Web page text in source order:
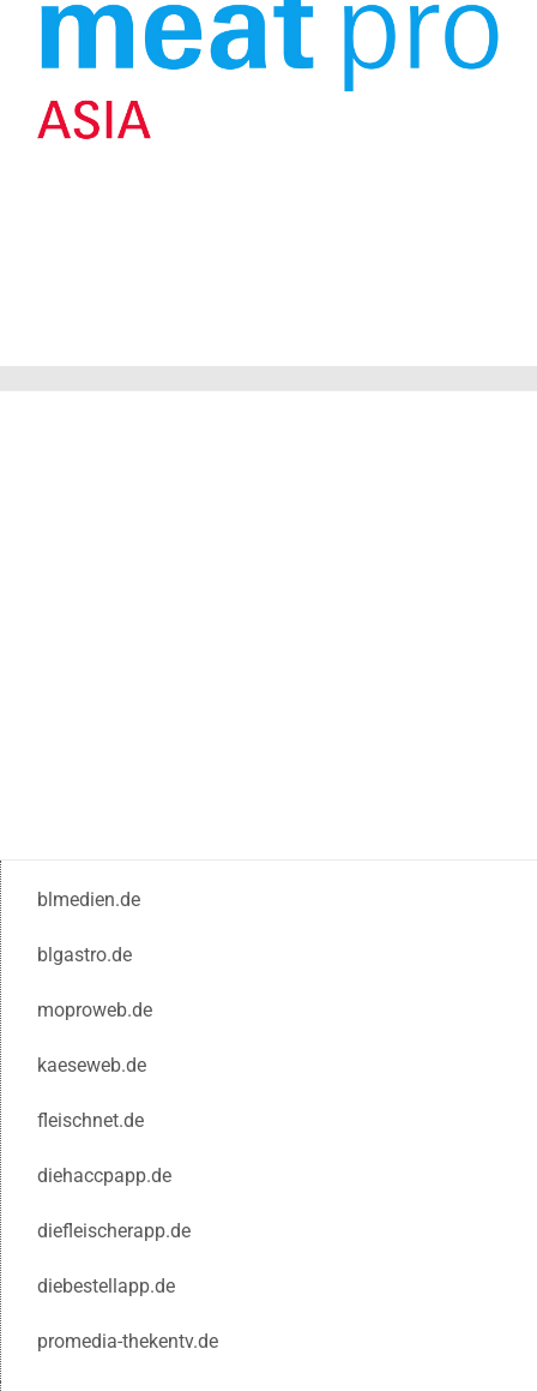
blmedien.de
blgastro.de
moproweb.de
kaeseweb.de
fleischnet.de
diehaccpapp.de
diefleischerapp.de
diebestellapp.de
promedia-thekentv.de